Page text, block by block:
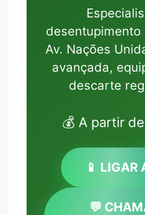
desentupimento
Av. Nações
avançada,
descarte
💰 A partir de
📱 LIGAR
💬